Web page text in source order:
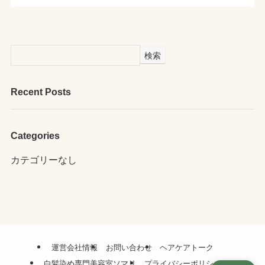
検索
Recent Posts
Categories
カテゴリーなし
運営会社情報 お問い合わせ
ヘアケアトーク